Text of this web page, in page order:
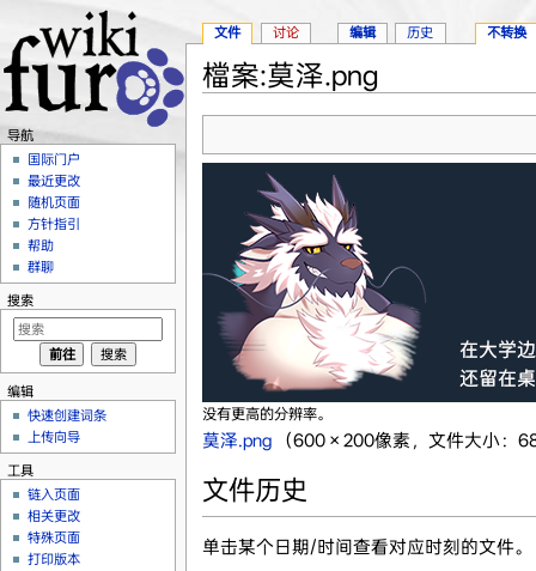
檔案:莫泽.png
没有更高的分辨率。
莫泽.png‎ （600 × 200像素，文件大小：
文件历史
单击某个日期/时间查看对应时刻的文件。
文件 讨论 编辑 历史 不转换
导航
国际门户
最近更改
随机页面
方针指引
帮助
群聊
搜索
编辑
快速创建词条
上传向导
工具
链入页面
相关更改
特殊页面
打印版本